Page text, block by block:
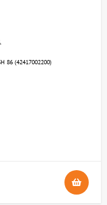
86 (42417002200)